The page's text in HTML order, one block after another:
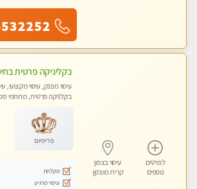
לפרטים
נוספים
עיסוי בצפון
קרית מוצקין
עיסוי מפנק, עיסוי מקצועי,
בקלניקה פרטית, מתחמי
פרימיום
מקלחת
עיסוי מרגיע